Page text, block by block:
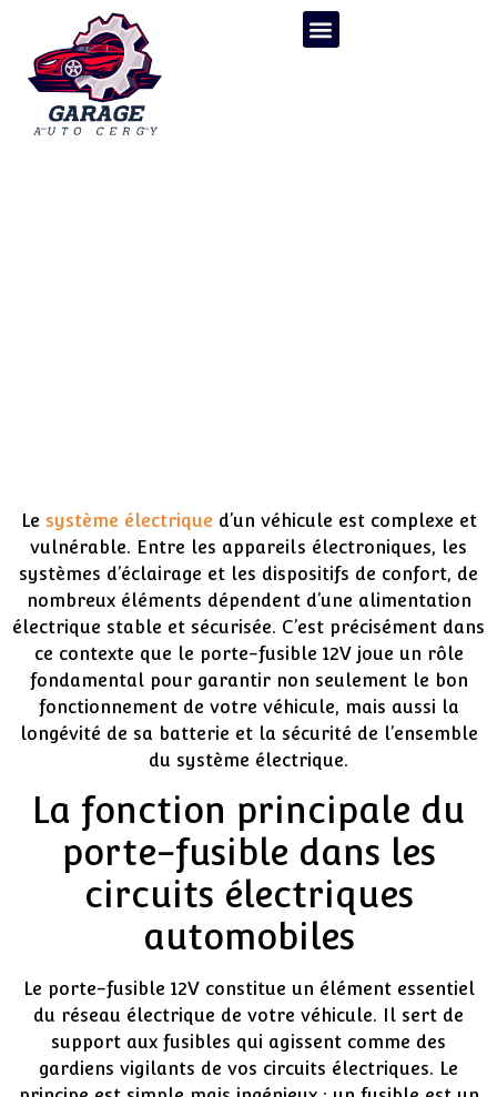
Le système électrique d’un véhicule est complexe et
vulnérable. Entre les appareils électroniques, les
systèmes d’éclairage et les dispositifs de confort, de
nombreux éléments dépendent d’une alimentation
électrique stable et sécurisée. C’est précisément dans
ce contexte que le porte-fusible 12V joue un rôle
fondamental pour garantir non seulement le bon
fonctionnement de votre véhicule, mais aussi la
longévité de sa batterie et la sécurité de l’ensemble
du système électrique.
La fonction principale du
porte-fusible dans les
circuits électriques
automobiles
Le porte-fusible 12V constitue un élément essentiel
du réseau électrique de votre véhicule. Il sert de
support aux fusibles qui agissent comme des
gardiens vigilants de vos circuits électriques. Le